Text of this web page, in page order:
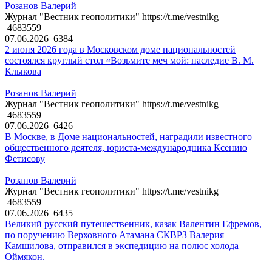
Розанов Валерий
Журнал "Вестник геополитики" https://t.me/vestnikg
4683559
07.06.2026 6384
2 июня 2026 года в Московском доме национальностей
состоялся круглый стол «Возьмите меч мой: наследие В. М.
Клыкова
Розанов Валерий
Журнал "Вестник геополитики" https://t.me/vestnikg
4683559
07.06.2026 6426
В Москве, в Доме национальностей, наградили известного
общественного деятеля, юриста-международника Ксению
Фетисову
Розанов Валерий
Журнал "Вестник геополитики" https://t.me/vestnikg
4683559
07.06.2026 6435
Великий русский путешественник, казак Валентин Ефремов,
по поручению Верховного Атамана СКВРЗ Валерия
Камшилова, отправился в экспедицию на полюс холода
Оймякон.